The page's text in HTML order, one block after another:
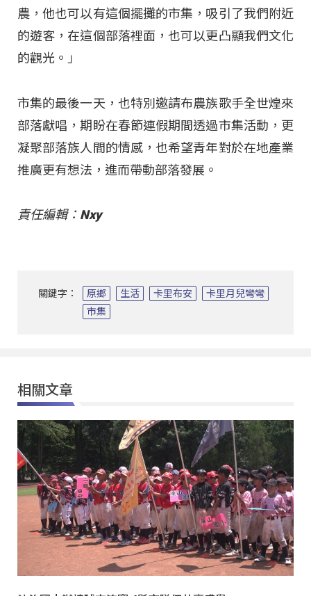
農，他也可以有這個擺攤的市集，吸引了我們附近
的遊客，在這個部落裡面，也可以更凸顯我們文化
的觀光。」
市集的最後一天，也特別邀請布農族歌手全世煌來
部落獻唱，期盼在春節連假期間透過市集活動，更
凝聚部落族人間的情感，也希望青年對於在地產業
推廣更有想法，進而帶動部落發展。
責任編輯：Nxy
關鍵字： 原鄉 生活 卡里布安
卡里月兒彎彎
市集
相關文章